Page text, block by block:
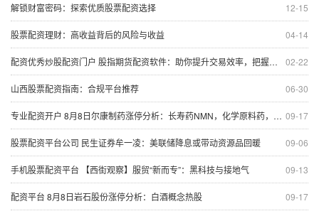
12-15
解锁财富密码：探索优质股票配资选择
04-14
股票配资理财：高收益背后的风险与收益
02-22
配资优秀炒股配资门户 股指期货配资软件：助你提升交易效率，把握市场先机
06-30
山西股票配资指南：合规平台推荐
09-17
专业配资开户 8月8日尔康制药涨停分析：长寿药NMN，化学原料药，中药概念热股
09-06
股票配资平台公司 民生证券牟一凌：美联储降息或带动资源品回暖
09-13
手机股票配资平台 【西街观察】服贸“新而专”：黑科技与接地气
09-17
配资平台 8月8日岩石股份涨停分析：白酒概念热股